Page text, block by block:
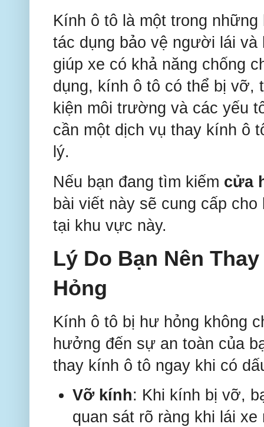
Kính ô tô là một trong
tác dụng bảo vệ người lái và
giúp xe có khả năng chống
dụng, kính ô tô có thể bị vỡ,
kiện môi trường và các yếu
cần một dịch vụ thay kính ô
lý.
Nếu bạn đang tìm kiếm cửa
bài viết này sẽ cung cấp
tại khu vực này.
Lý Do Bạn Nên
Hỏng
Kính ô tô bị hư hỏng không
hưởng đến sự an toàn của
thay kính ô tô ngay khi có
Vỡ kính: Khi kính bị vỡ,
quan sát rõ ràng khi lái